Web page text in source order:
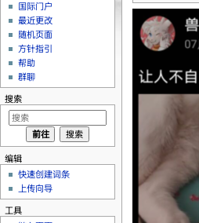
国际门户
最近更改
随机页面
方针指引
帮助
群聊
搜索
编辑
快速创建词条
上传向导
工具